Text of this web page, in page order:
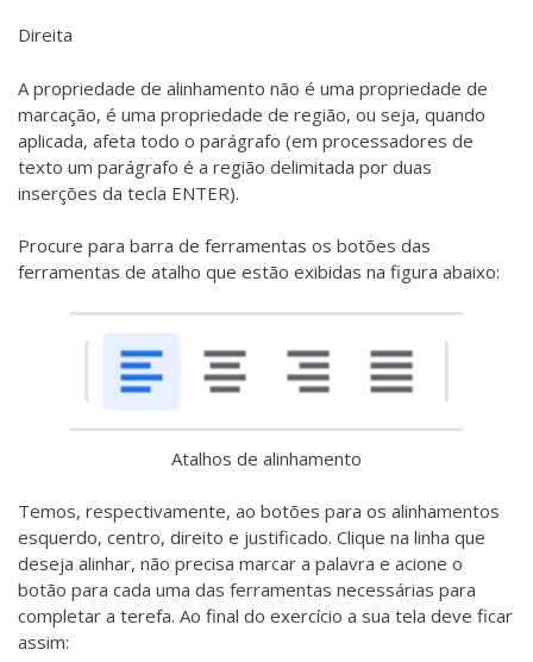
Direita
A propriedade de alinhamento não é uma propriedade de
marcação, é uma propriedade de região, ou seja, quando
aplicada, afeta todo o parágrafo (em processadores de
texto um parágrafo é a região delimitada por duas
inserções da tecla ENTER).
Procure para barra de ferramentas os botões das
ferramentas de atalho que estão exibidas na figura abaixo:
Atalhos de alinhamento
Temos, respectivamente, ao botões para os alinhamentos
esquerdo, centro, direito e justificado. Clique na linha que
deseja alinhar, não precisa marcar a palavra e acione o
botão para cada uma das ferramentas necessárias para
completar a terefa. Ao final do exercício a sua tela deve ficar
assim: